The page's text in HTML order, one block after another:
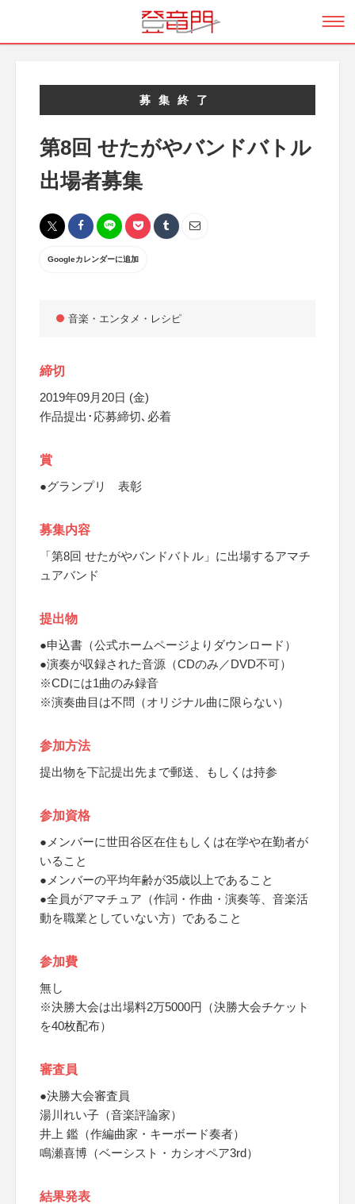
募集終了
第8回 せたがやバンドバトル
出場者募集
Googleカレンダーに追加
音楽・エンタメ・レシピ
締切
2019年09月20日 (金)
作品提出･応募締切､必着
賞
●グランプリ 表彰
募集内容
「第8回 せたがやバンドバトル」に出場するアマチ
ュアバンド
提出物
●申込書（公式ホームページよりダウンロード）
●演奏が収録された音源（CDのみ／DVD不可）
※CDには1曲のみ録音
※演奏曲目は不問（オリジナル曲に限らない）
参加方法
提出物を下記提出先まで郵送、もしくは持参
参加資格
●メンバーに世田谷区在住もしくは在学や在勤者が
いること
●メンバーの平均年齢が35歳以上であること
●全員がアマチュア（作詞・作曲・演奏等、音楽活
動を職業としていない方）であること
参加費
無し
※決勝大会は出場料2万5000円（決勝大会チケット
を40枚配布）
審査員
●決勝大会審査員
湯川れい子（音楽評論家）
井上 鑑（作編曲家・キーボード奏者）
鳴瀬喜博（ベーシスト・カシオペア3rd）
結果発表